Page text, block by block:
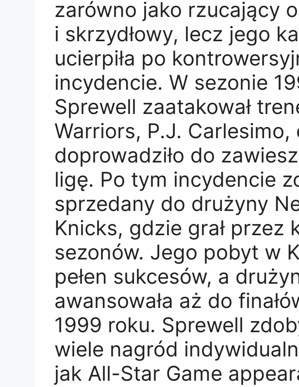
zarówno jako rzucający
i skrzydłowy, lecz jego
ucierpiła po
incydencie. W sezonie
Sprewell zaatakował
Warriors, P.J. Carlesimo,
doprowadziło do
ligę. Po tym incydencie
sprzedany do drużyny
Knicks, gdzie grał przez
sezonów. Jego pobyt w
pełen sukcesów, a
awansowała aż do
1999 roku. Sprewell
wiele nagród
jak All-Star Game